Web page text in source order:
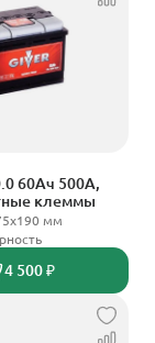
60Ач 500А,
клеммы
мм
4 500 ₽